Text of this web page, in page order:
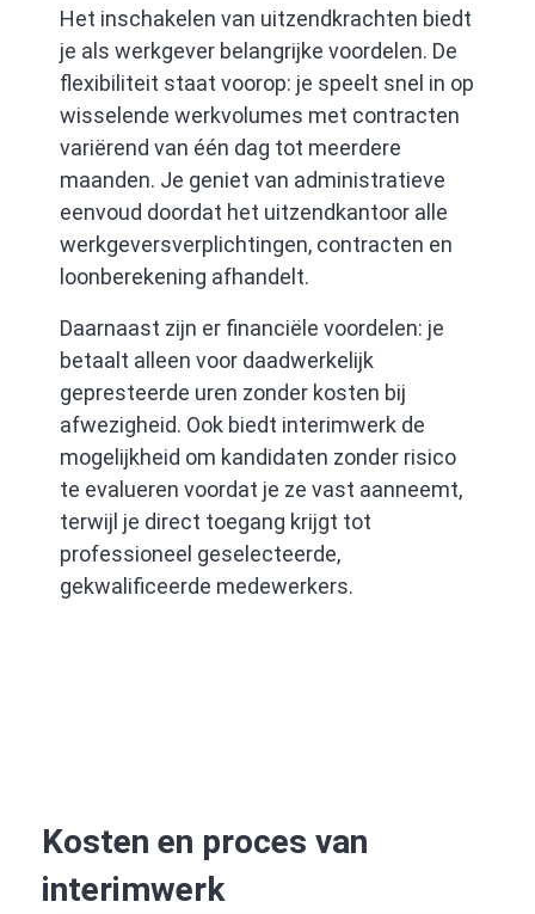
Het inschakelen van uitzendkrachten biedt
je als werkgever belangrijke voordelen. De
flexibiliteit staat voorop: je speelt snel in op
wisselende werkvolumes met contracten
variërend van één dag tot meerdere
maanden. Je geniet van administratieve
eenvoud doordat het uitzendkantoor alle
werkgeversverplichtingen, contracten en
loonberekening afhandelt.
Daarnaast zijn er financiële voordelen: je
betaalt alleen voor daadwerkelijk
gepresteerde uren zonder kosten bij
afwezigheid. Ook biedt interimwerk de
mogelijkheid om kandidaten zonder risico
te evalueren voordat je ze vast aanneemt,
terwijl je direct toegang krijgt tot
professioneel geselecteerde,
gekwalificeerde medewerkers.
Kosten en proces van
interimwerk